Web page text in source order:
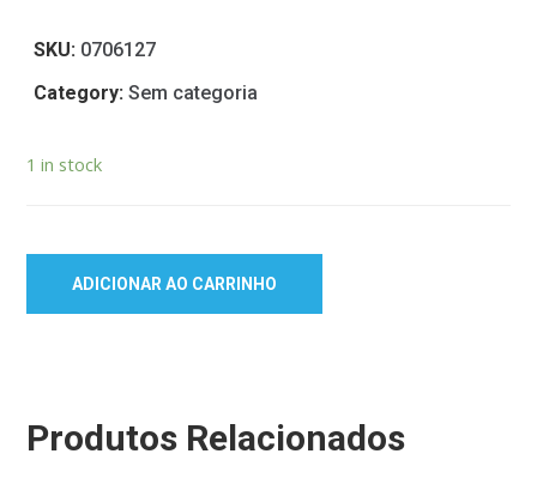
SKU: 0706127
Category:Sem categoria
1 in stock
ADICIONAR AO CARRINHO
Produtos Relacionados